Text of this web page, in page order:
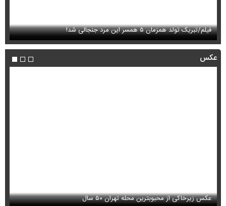
فیلم/تبریک تولد همزمان ۵ همسر این مرد جنجالی شد!
عکس
عکس زیرخاکی از محبوبترین محله تهران ۵۰ سال